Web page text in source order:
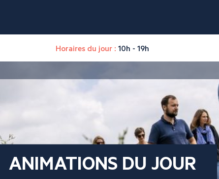
Horaires du jour : 10h - 19h
ANIMATIONS DU JOUR